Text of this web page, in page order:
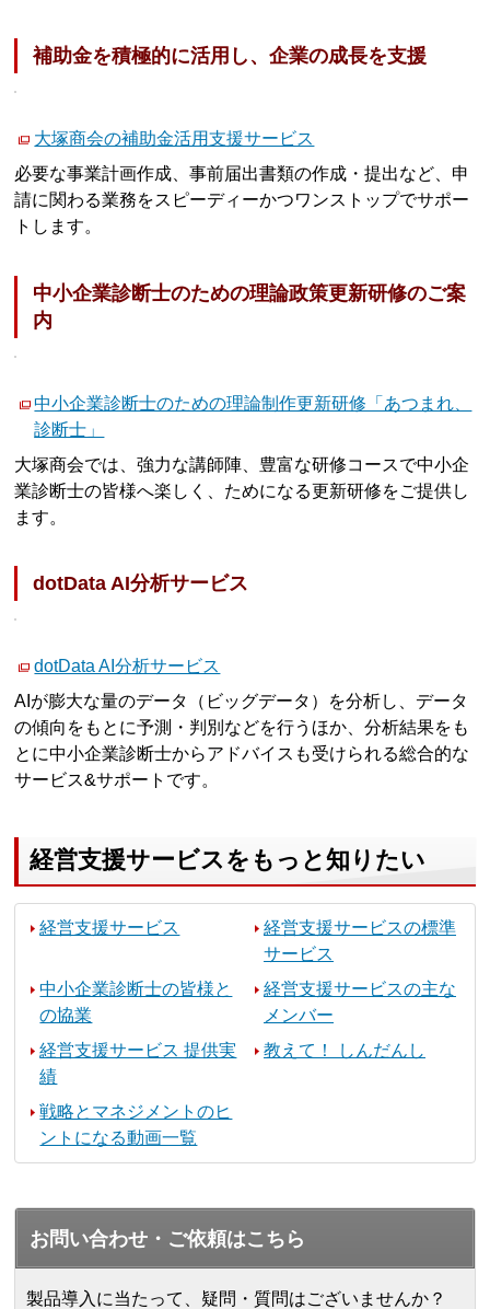
補助金を積極的に活用し、企業の成長を支援
大塚商会の補助金活用支援サービス
必要な事業計画作成、事前届出書類の作成・提出など、申
請に関わる業務をスピーディーかつワンストップでサポー
トします。
中小企業診断士のための理論政策更新研修のご案
内
中小企業診断士のための理論制作更新研修「あつまれ、
診断士」
大塚商会では、強力な講師陣、豊富な研修コースで中小企
業診断士の皆様へ楽しく、ためになる更新研修をご提供し
ます。
dotData AI分析サービス
dotData AI分析サービス
AIが膨大な量のデータ（ビッグデータ）を分析し、データ
の傾向をもとに予測・判別などを行うほか、分析結果をも
とに中小企業診断士からアドバイスも受けられる総合的な
サービス&サポートです。
経営支援サービスをもっと知りたい
経営支援サービス
経営支援サービスの標準
サービス
中小企業診断士の皆様と
の協業
経営支援サービスの主な
メンバー
経営支援サービス 提供実
績
教えて！ しんだんし
戦略とマネジメントのヒ
ントになる動画一覧
お問い合わせ・ご依頼はこちら
製品導入に当たって、疑問・質問はございませんか？